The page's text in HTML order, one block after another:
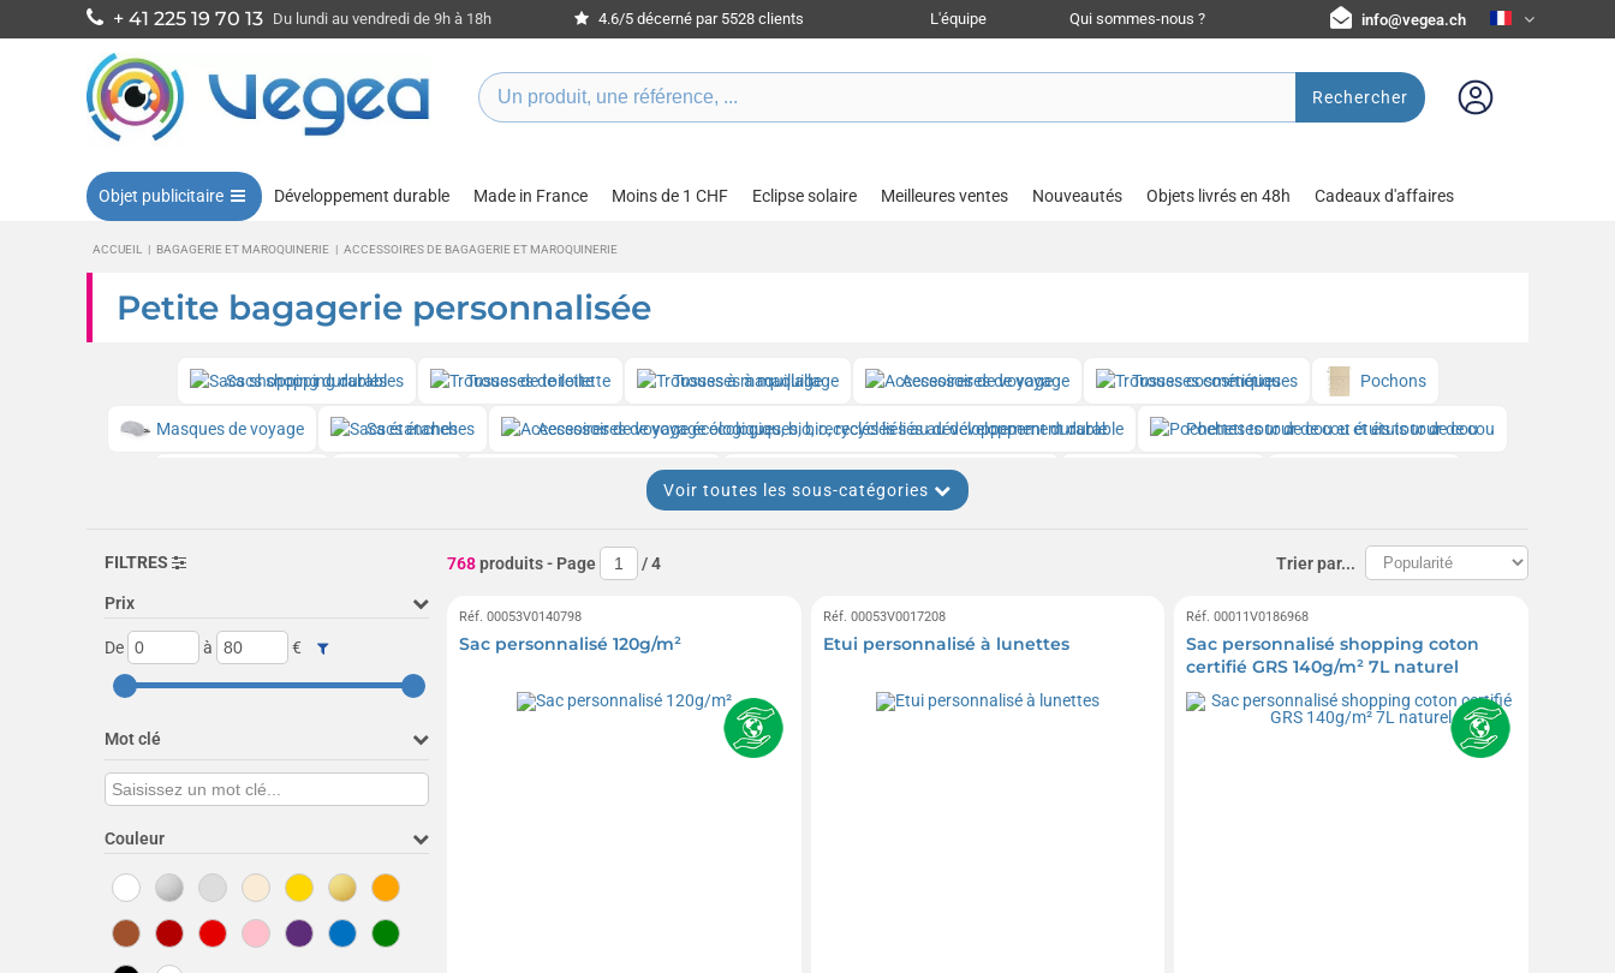
+ 41 225 19 70 13 Du lundi au vendredi de 9h à 18h 4.6/5 décerné par 5528 clients L'équipe Qui sommes-nous ? info@vegea.ch
Rechercher
Objet publicitaire Développement durable Made in France Moins de 1 CHF Eclipse solaire Meilleures ventes Nouveautés Objets livrés en 48h Cadeaux d'affaires
ACCUEIL | BAGAGERIE ET MAROQUINERIE | ACCESSOIRES DE BAGAGERIE ET MAROQUINERIE
Petite bagagerie personnalisée
Sacs shopping durables Trousses de toilette Trousses à maquillage Accessoires de voyage Trousses cosmétiques Pochons
Masques de voyage Sacs étanches Accessoires de voyage écologiques, bio, recyclés liés au développement durable Pochettes tour de cou et étuis tour de cou
Pochettes poignet ou bras Etuis et coques pour tablettes et ipad
Voir toutes les sous-catégories
FILTRES
Prix
De à €
Mot clé
Couleur
768produits- Page /4 Trier par...
Réf. 00053V0140798
Sac personnalisé 120g/m²
Réf. 00053V0017208
Etui personnalisé à lunettes
Réf. 00011V0186968
Sac personnalisé shopping coton
certifié GRS 140g/m² 7L naturel